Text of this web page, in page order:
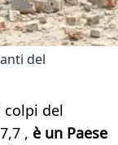
del
colpi del
, è un Paese